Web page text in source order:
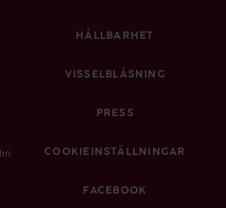
HÅLLBARHET
VISSELBLÅSNING
PRESS
COOKIEINSTÄLLNINGAR
FACEBOOK